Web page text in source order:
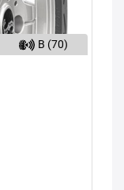
B (70)